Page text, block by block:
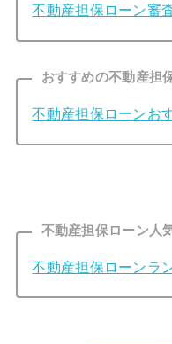
不動産担保ローン審
おすすめの不動産担
不動産担保ローンお
不動産担保ローン人
不動産担保ローンラ